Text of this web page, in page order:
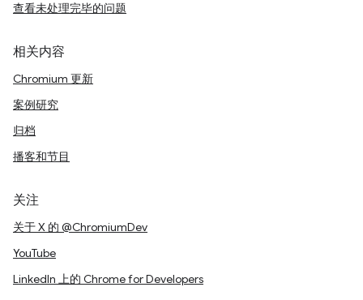
查看未处理完毕的问题
相关内容
Chromium 更新
案例研究
归档
播客和节目
关注
关于 X 的 @ChromiumDev
YouTube
LinkedIn 上的 Chrome for Developers